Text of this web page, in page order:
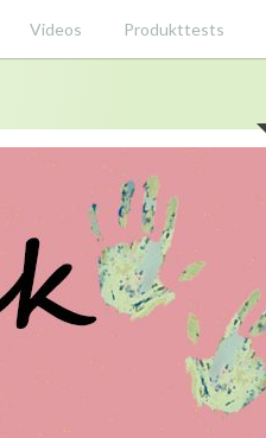
Videos Produkttests